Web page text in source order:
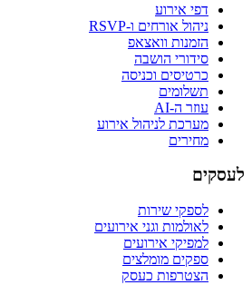
דפי אירוע
ניהול אורחים ו-RSVP
הזמנות וואצאפ
סידורי הושבה
כרטיסים וכניסה
תשלומים
עוזר ה-AI
מערכת לניהול אירוע
מחירים
לעסקים
לספקי שירות
לאולמות וגני אירועים
למפיקי אירועים
ספקים מומלצים
הצטרפות כעסק